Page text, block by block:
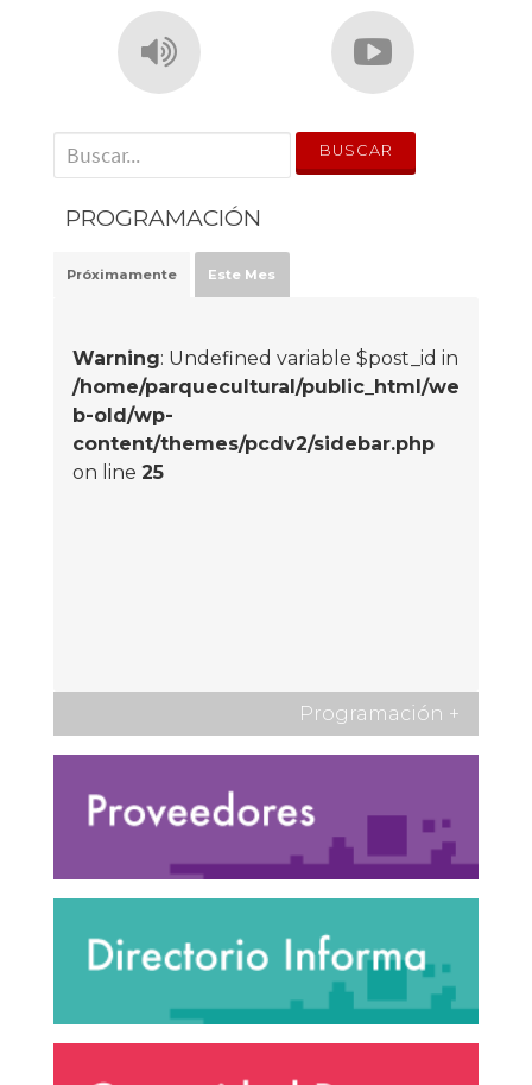
' . __('Search for:') . '
PROGRAMACIÓN
Próximamente Este Mes
Warning: Undefined variable $post_id in
/home/parquecultural/public_html/we
b-old/wp-
content/themes/pcdv2/sidebar.php
on line 25
Programación +